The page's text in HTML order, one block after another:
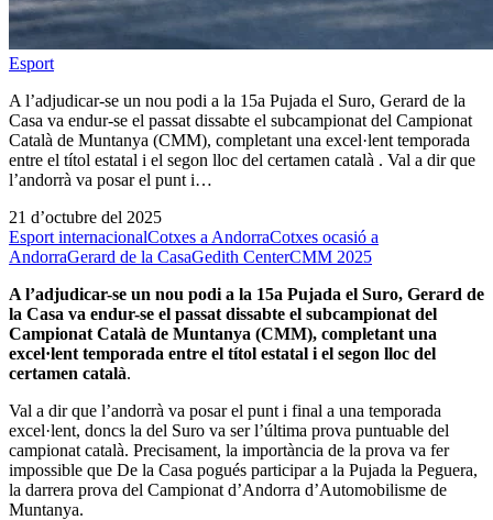
Esport
A l’adjudicar-se un nou podi a la 15a Pujada el Suro, Gerard de la
Casa va endur-se el passat dissabte el subcampionat del Campionat
Català de Muntanya (CMM), completant una excel·lent temporada
entre el títol estatal i el segon lloc del certamen català . Val a dir que
l’andorrà va posar el punt i…
21 d’octubre del 2025
Esport internacionalCotxes a AndorraCotxes ocasió a
AndorraGerard de la CasaGedith CenterCMM 2025
A l’adjudicar-se un nou podi a la 15a Pujada el Suro, Gerard de
la Casa va endur-se el passat dissabte el subcampionat del
Campionat Català de Muntanya (CMM), completant una
excel·lent temporada entre el títol estatal i el segon lloc del
certamen català.
Val a dir que l’andorrà va posar el punt i final a una temporada
excel·lent, doncs la del Suro va ser l’última prova puntuable del
campionat català. Precisament, la importància de la prova va fer
impossible que De la Casa pogués participar a la Pujada la Peguera,
la darrera prova del Campionat d’Andorra d’Automobilisme de
Muntanya.